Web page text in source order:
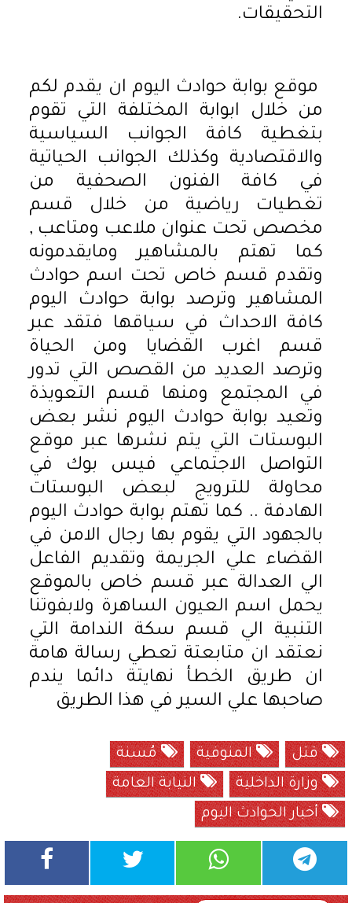
التحقيقات.
موقع بوابة حوادث اليوم ان يقدم لكم
من خلال ابوابة المختلفة التي تقوم
بتغطية كافة الجوانب السياسية
والاقتصادية وكذلك الجوانب الحياتية
في كافة الفنون الصحفية من
تغطيات رياضية من خلال قسم
مخصص تحت عنوان ملاعب ومتاعب ,
كما تهتم بالمشاهير ومايقدمونه
وتقدم قسم خاص تحت اسم حوادث
المشاهير وترصد بوابة حوادث اليوم
كافة الاحداث في سياقها فتقد عبر
قسم اغرب القضايا ومن الحياة
وترصد العديد من القصص التي تدور
في المجتمع ومنها قسم التعويذة
وتعيد بوابة حوادث اليوم نشر بعض
البوستات التي يتم نشرها عبر موقع
التواصل الاجتماعي فيس بوك في
محاولة للترويج لبعض البوستات
الهادفة .. كما تهتم بوابة حوادث اليوم
بالجهود التي يقوم بها رجال الامن في
القضاء علي الجريمة وتقديم الفاعل
الي العدالة عبر قسم خاص بالموقع
يحمل اسم العيون الساهرة ولابفوتنا
التنبية الي قسم سكة الندامة التي
نعتقد ان متابعتة تعطي رسالة هامة
ان طريق الخطأ نهايتة دائما يندم
صاحبها علي السير في هذا الطريق
قتل المنوفية
مُسنة
وزارة الداخلية
النيابة العامة
أخبار الحوادث اليوم